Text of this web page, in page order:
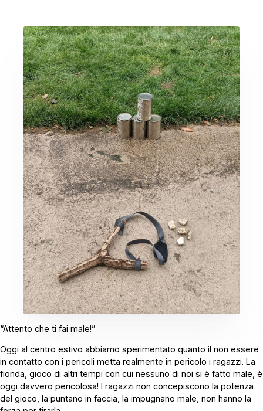
“Attento che ti fai male!”
Oggi al centro estivo abbiamo sperimentato quanto il non essere
in contatto con i pericoli metta realmente in pericolo i ragazzi. La
fionda, gioco di altri tempi con cui nessuno di noi si è fatto male, è
oggi davvero pericolosa! I ragazzi non concepiscono la potenza
del gioco, la puntano in faccia, la impugnano male, non hanno la